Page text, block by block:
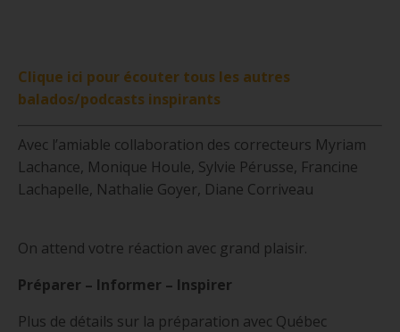
Clique ici pour écouter tous les autres
balados/podcasts inspirants
Avec l’amiable collaboration des correcteurs Myriam
Lachance, Monique Houle, Sylvie Pérusse, Francine
Lachapelle, Nathalie Goyer, Diane Corriveau
On attend votre réaction avec grand plaisir.
Préparer – Informer – Inspirer
Plus de détails sur la préparation avec Québec